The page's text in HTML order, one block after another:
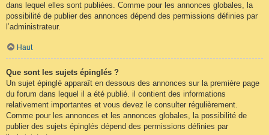
dans lequel elles sont publiées. Comme pour les annonces globales, la
possibilité de publier des annonces dépend des permissions définies par
l’administrateur.
Haut
Que sont les sujets épinglés ?
Un sujet épinglé apparaît en dessous des annonces sur la première page
du forum dans lequel il a été publié. il contient des informations
relativement importantes et vous devez le consulter régulièrement.
Comme pour les annonces et les annonces globales, la possibilité de
publier des sujets épinglés dépend des permissions définies par